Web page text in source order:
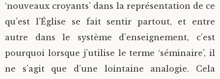
‘nouveaux croyants’ dans la représentation de ce
qu’est l’Église se fait sentir partout, et entre
autre dans le système d’enseignement, c’est
pourquoi lorsque j’utilise le terme ‘séminaire’, il
ne s’agit que d’une lointaine analogie. Cela